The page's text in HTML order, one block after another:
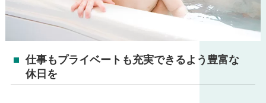
仕事もプライベートも充実できるよう豊富な
休日を